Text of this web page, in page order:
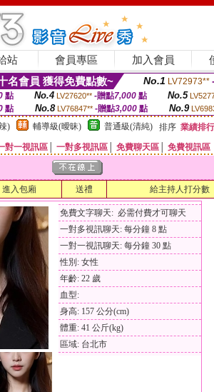
站 會員專區 加入會員
名會員 獲得免費點數~ No.1 LV72973**
點 No.4 LV27620** -贈點7,000點 No.5
點 No.8 LV76847** -贈點3,000 點 No.9
) 輔導級(曖昧) 普通級(清純) 排序 業績排行
對一視訊區 一對多視訊區 免費聊天區 免費視訊區
進入包廂 送禮 給主持人打分數
免費文字聊天: 必需付費才可聊天
一對多視訊聊天: 每分鐘 8 點
一對一視訊聊天: 每分鐘 30 點
性別: 女性
年齡: 22 歲
血型:
身高: 157 公分(cm)
體重: 41 公斤(kg)
區域: 台北市